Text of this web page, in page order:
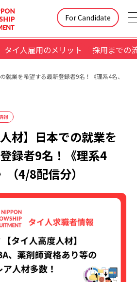
For Candidate
タイ人雇用のメリット 採用までの
就業を希望する最新登録者9名！《理系4名、
報
材】日本での就業を
録者9名！《理系4
4/8配信分）